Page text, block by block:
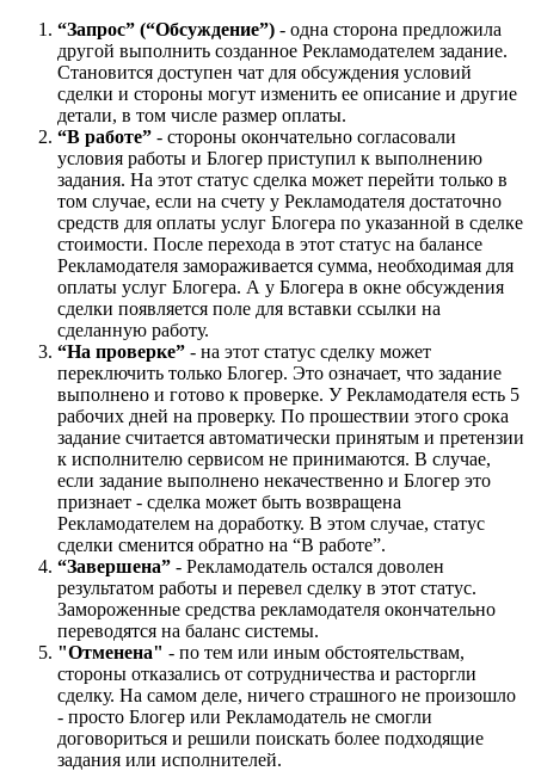
“Запрос” (“Обсуждение”) - одна сторона предложила
другой выполнить созданное Рекламодателем задание.
Становится доступен чат для обсуждения условий
сделки и стороны могут изменить ее описание и другие
детали, в том числе размер оплаты.
“В работе” - стороны окончательно согласовали
условия работы и Блогер приступил к выполнению
задания. На этот статус сделка может перейти только в
том случае, если на счету у Рекламодателя достаточно
средств для оплаты услуг Блогера по указанной в сделке
стоимости. После перехода в этот статус на балансе
Рекламодателя замораживается сумма, необходимая для
оплаты услуг Блогера. А у Блогера в окне обсуждения
сделки появляется поле для вставки ссылки на
сделанную работу.
“На проверке” - на этот статус сделку может
переключить только Блогер. Это означает, что задание
выполнено и готово к проверке. У Рекламодателя есть 5
рабочих дней на проверку. По прошествии этого срока
задание считается автоматически принятым и претензии
к исполнителю сервисом не принимаются. В случае,
если задание выполнено некачественно и Блогер это
признает - сделка может быть возвращена
Рекламодателем на доработку. В этом случае, статус
сделки сменится обратно на “В работе”.
“Завершена” - Рекламодатель остался доволен
результатом работы и перевел сделку в этот статус.
Замороженные средства рекламодателя окончательно
переводятся на баланс системы.
"Отменена" - по тем или иным обстоятельствам,
стороны отказались от сотрудничества и расторгли
сделку. На самом деле, ничего страшного не произошло
- просто Блогер или Рекламодатель не смогли
договориться и решили поискать более подходящие
задания или исполнителей.